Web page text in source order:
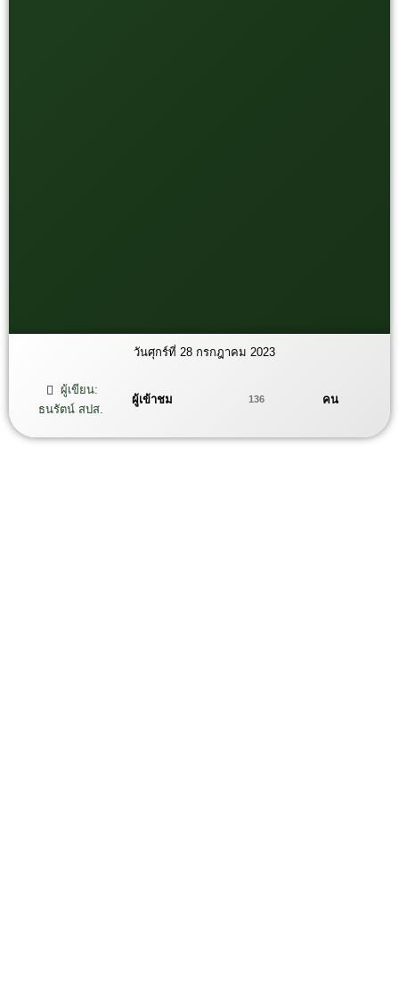
วันศุกร์ที่ 28 กรกฎาคม 2023
ผู้เขียน:
ธนรัตน์ สปส.
ผู้เข้าชม 136 คน